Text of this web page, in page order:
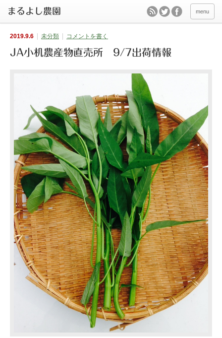
menu
2019.9.6 未分類 コメントを書く
JA小机農産物直売所 9/7出荷情報